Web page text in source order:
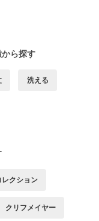
ら探す
洗える
レクション
クリフメイヤー